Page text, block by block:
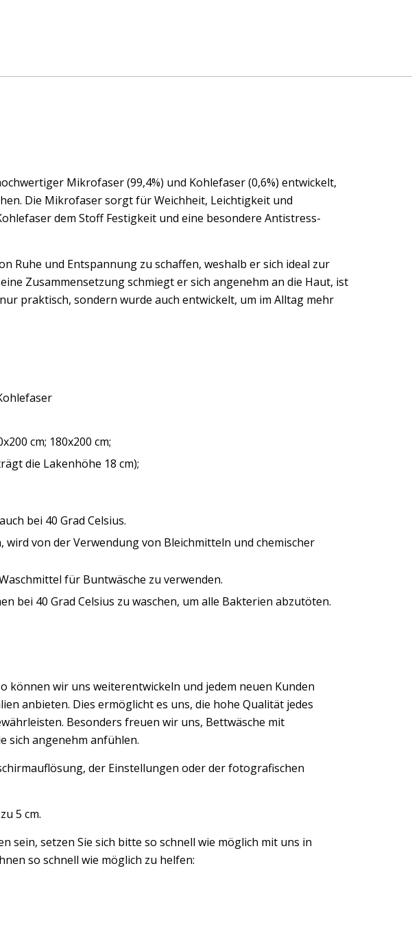
Mikrofaser (99,4%) und Kohlefaser (0,6%) entwickelt,
Die Mikrofaser sorgt für Weichheit, Leichtigkeit und
dem Stoff Festigkeit und eine besondere Antistress-
Ruhe und Entspannung zu schaffen, weshalb er sich ideal zur
Zusammensetzung schmiegt er sich angenehm an die Haut, ist
praktisch, sondern wurde auch entwickelt, um im Alltag mehr
cm; 180x200 cm;
die Lakenhöhe 18 cm);
bei 40 Grad Celsius.
von der Verwendung von Bleichmitteln und chemischer
für Buntwäsche zu verwenden.
bei 40 Grad Celsius zu waschen, um alle Bakterien abzutöten.
können wir uns weiterentwickeln und jedem neuen Kunden
anbieten. Dies ermöglicht es uns, die hohe Qualität jedes
Besonders freuen wir uns, Bettwäsche mit
sich angenehm anfühlen.
der Einstellungen oder der fotografischen
5 cm.
sein, setzen Sie sich bitte so schnell wie möglich mit uns in
so schnell wie möglich zu helfen: